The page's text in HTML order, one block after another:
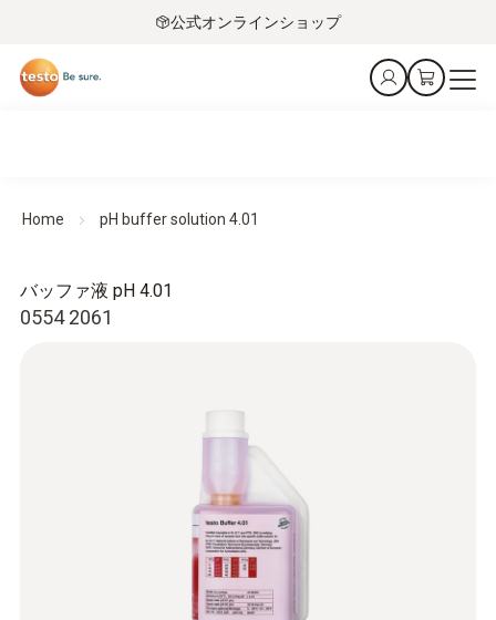
公式オンラインショップ
Home pH buffer solution 4.01
0554 2061
バッファ液 pH 4.01